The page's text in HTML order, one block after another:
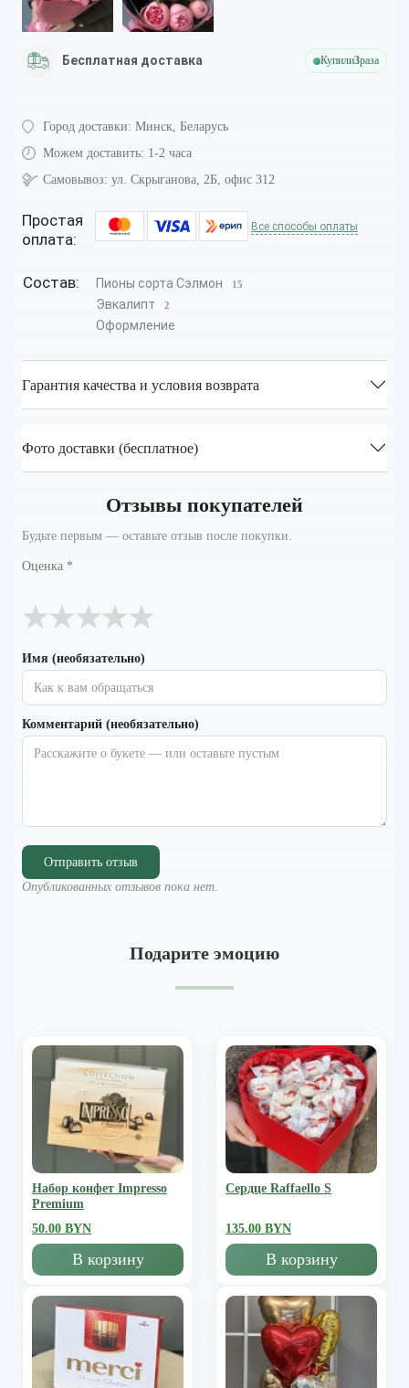
Бесплатная доставка Купили3раза
Город доставки: Минск, Беларусь
Можем доставить: 1-2 часа
Самовывоз: ул. Скрыганова, 2Б, офис 312
Простая
оплата:
Все способы оплаты
Состав: Пионы сорта Сэлмон 15
Эвкалипт 2
Оформление
Гарантия качества и условия возврата
Фото доставки (бесплатное)
Отзывы покупателей
Будьте первым — оставьте отзыв после покупки.
Оценка *
★
★
★
★
★
Имя (необязательно)
Комментарий (необязательно)
Отправить отзыв
Опубликованных отзывов пока нет.
Подарите эмоцию
Набор конфет Impresso
Premium
50.00 BYN
В корзину
Сердце Raffaello S
135.00 BYN
В корзину